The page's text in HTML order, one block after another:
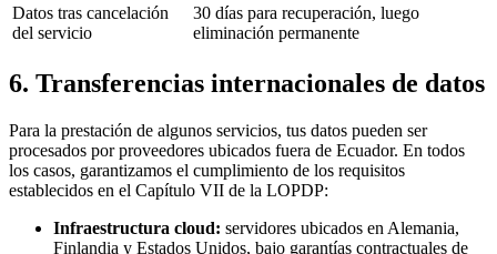
Datos tras cancelación
del servicio
30 días para recuperación, luego
eliminación permanente
6. Transferencias internacionales de datos
Para la prestación de algunos servicios, tus datos pueden ser
procesados por proveedores ubicados fuera de Ecuador. En todos
los casos, garantizamos el cumplimiento de los requisitos
establecidos en el Capítulo VII de la LOPDP:
Infraestructura cloud: servidores ubicados en Alemania,
Finlandia y Estados Unidos, bajo garantías contractuales de